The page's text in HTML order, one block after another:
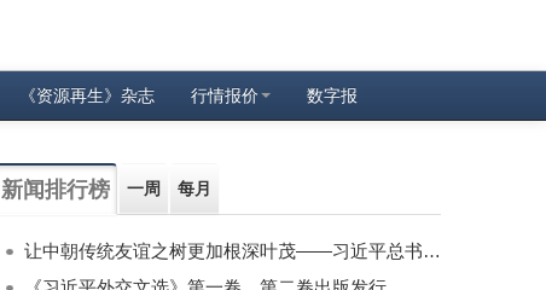
《资源再生》杂志 行情报价 数字报
新闻排行榜 一周 每月
让中朝传统友谊之树更加根深叶茂——习近平总书记对朝鲜进行国事访问纪实